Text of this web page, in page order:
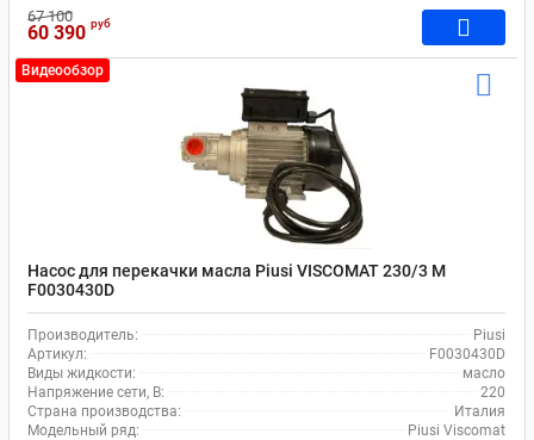
67 100
60 390 руб
Видеообзор
Насос для перекачки масла Piusi VISCOMAT 230/3 M
F0030430D
Производитель:
Piusi
Артикул:
F0030430D
Виды жидкости:
масло
Напряжение сети, В:
220
Страна производства:
Италия
Модельный ряд:
Piusi Viscomat